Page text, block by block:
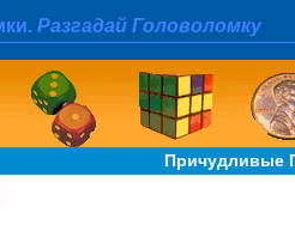
Разгадай Головоломку
Причудливые